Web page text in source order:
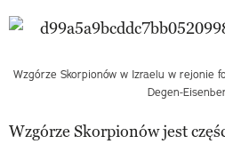
Wzgórze Skorpionów w Izraelu w rejonie
Degen-
Wzgórze Skorpionów jest